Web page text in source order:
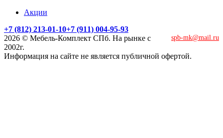
Акции
+7 (812) 213-01-10+7 (911) 004-95-93
spb-mk@mail.ru
2026 © Мебель-Комплект СПб. На рынке с
2002г.
Информация на сайте не является публичной офертой.